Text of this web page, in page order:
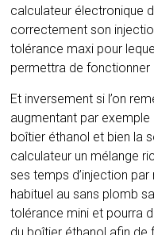
calculateur électronique
correctement son
tolérance maxi pour
permettra de fonctionner
Et inversement si l’on
augmentant par exemple
boîtier éthanol et bien la
calculateur un mélange
ses temps d’injection
habituel au sans plomb
tolérance mini et pourra
du boîtier éthanol afin de